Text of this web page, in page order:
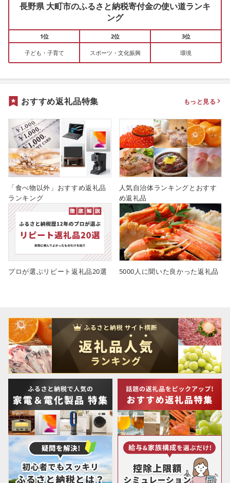
長野県 大町市のふるさと納税寄付金の使い道ランキ
ング
1位
子ども・子育て
2位
スポーツ・文化振興
3位
環境
おすすめ返礼品特集 もっと見る
「食べ物以外」おすすめ返礼品
ランキング
人気自治体ランキングとおすす
め返礼品
プロが選ぶリピート返礼品20選 5000人に聞いた良かった返礼品